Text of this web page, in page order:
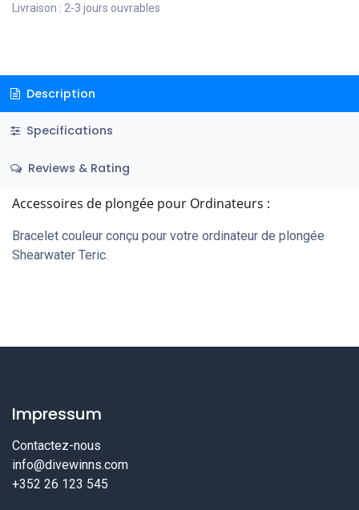
Livraison : 2-3 jours ouvrables
Description
Specifications
Reviews & Rating
Accessoires de plongée pour Ordinateurs :
Bracelet couleur conçu pour votre ordinateur de plongée
Shearwater Teric.
Impressum
Contactez-nous
info@divewinns.com
+352 26 123 545